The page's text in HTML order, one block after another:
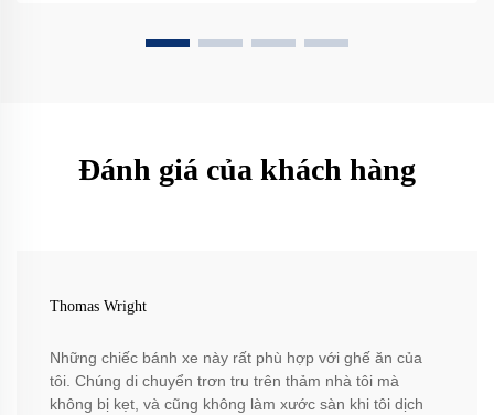
Đánh giá của khách hàng
Thomas Wright
Những chiếc bánh xe này rất phù hợp với ghế ăn của
tôi. Chúng di chuyển trơn tru trên thảm nhà tôi mà
không bị kẹt, và cũng không làm xước sàn khi tôi dịch